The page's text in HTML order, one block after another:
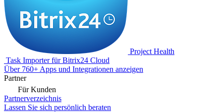
Project Health
Task Importer für Bitrix24 Cloud
Über 760+ Apps und Integrationen anzeigen
Partner
Für Kunden
Partnerverzeichnis
Lassen Sie sich persönlich beraten